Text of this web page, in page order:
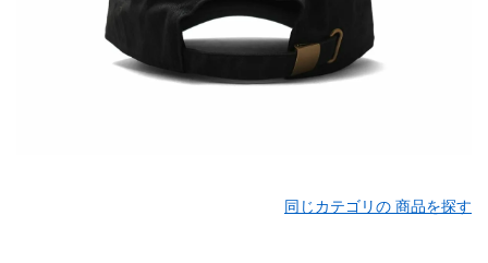
同じカテゴリの 商品を探す